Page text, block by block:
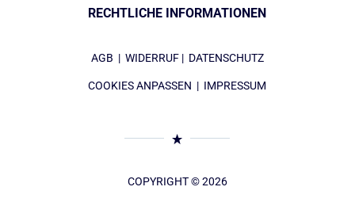
RECHTLICHE INFORMATIONEN
AGB | WIDERRUF| DATENSCHUTZ
COOKIES ANPASSEN | IMPRESSUM
COPYRIGHT © 2026